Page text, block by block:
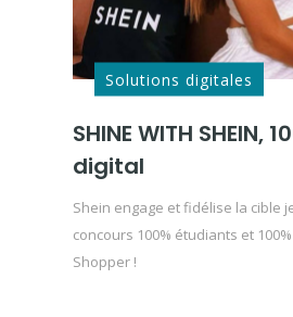
Solutions digitales
SHINE WITH
digital
Shein engage et fidélise la cible
concours 100% étudiants et
Shopper !